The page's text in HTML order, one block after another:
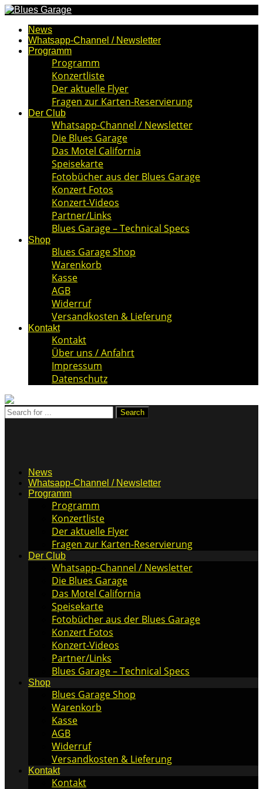
News
Whatsapp-Channel / Newsletter
Programm
Programm
Konzertliste
Der aktuelle Flyer
Fragen zur Karten-Reservierung
Der Club
Whatsapp-Channel / Newsletter
Die Blues Garage
Das Motel California
Speisekarte
Fotobücher aus der Blues Garage
Konzert Fotos
Konzert-Videos
Partner/Links
Blues Garage – Technical Specs
Shop
Blues Garage Shop
Warenkorb
Kasse
AGB
Widerruf
Versandkosten & Lieferung
Kontakt
Kontakt
Über uns / Anfahrt
Impressum
Datenschutz
News
Whatsapp-Channel / Newsletter
Programm
Programm
Konzertliste
Der aktuelle Flyer
Fragen zur Karten-Reservierung
Der Club
Whatsapp-Channel / Newsletter
Die Blues Garage
Das Motel California
Speisekarte
Fotobücher aus der Blues Garage
Konzert Fotos
Konzert-Videos
Partner/Links
Blues Garage – Technical Specs
Shop
Blues Garage Shop
Warenkorb
Kasse
AGB
Widerruf
Versandkosten & Lieferung
Kontakt
Kontakt